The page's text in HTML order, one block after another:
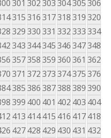
301 302303304305306
315316317318319320
329330331 332333334
343344345346347348
357358359360361 362
371 372373374375376
385386387388389390
399 400 401 402 403 404
413 414415 416 417418
427428 429 430 431 432